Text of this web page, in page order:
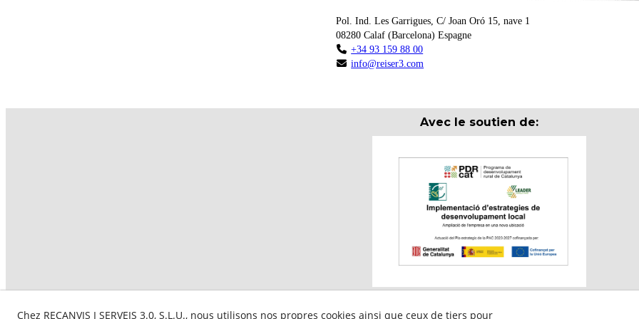
Pol. Ind. Les Garrigues, C/ Joan Oró 15, nave 1
08280 Calaf(Barcelona) Espagne
+34 93 159 88 00
info@reiser3.com
Avec le soutien de:
Chez RECANVIS I SERVEIS 3.0, S.L.U., nous utilisons nos propres cookies ainsi que ceux de tiers pour